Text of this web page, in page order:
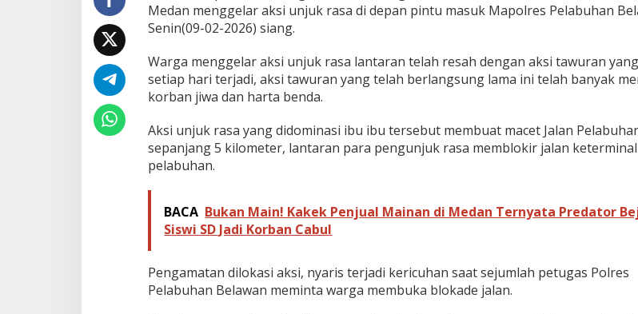
n
P
r
e
s
e
l
a
w
Medan menggelar aksi unjuk rasa di depan pintu masuk Mapolres Pelabuhan
Senin(09-02-2026) siang.
Warga menggelar aksi unjuk rasa lantaran telah resah dengan aksi tawuran
setiap hari terjadi, aksi tawuran yang telah berlangsung lama ini telah banyak
korban jiwa dan harta benda.
Aksi unjuk rasa yang didominasi ibu ibu tersebut membuat macet Jalan
sepanjang 5 kilometer, lantaran para pengunjuk rasa memblokir jalan keterminal
pelabuhan.
BACA Bukan Main! Kakek Penjual Mainan di Medan Ternyata Predator
Siswi SD Jadi Korban Cabul
Pengamatan dilokasi aksi, nyaris terjadi kericuhan saat sejumlah petugas Polres
Pelabuhan Belawan meminta warga membuka blokade jalan.